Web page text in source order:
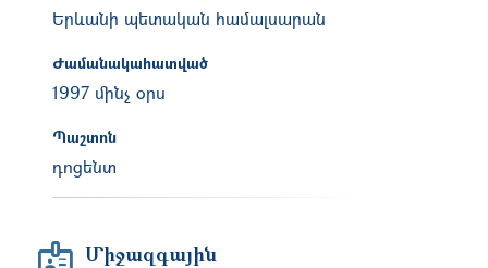
Երևանի պետական համալսարան
Ժամանակահատված
1997 մինչ օրս
Պաշտոն
դոցենտ
Միջազգային